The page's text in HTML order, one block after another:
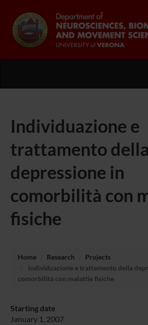
Individuazione e
trattamento della
depressione in
comorbilità con
fisiche
Home Research
Projects
Individuazione e trattamento della
comorbilità con malattie fisiche
Starting date
January 1, 2007